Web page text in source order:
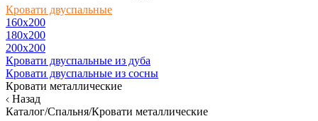
Кровати двуспальные
160х200
180x200
200x200
Кровати двуспальные из дуба
Кровати двуспальные из сосны
Кровати металлические
Назад
Каталог/Спальня/Кровати металлические